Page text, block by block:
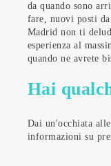
da quando sono
fare, nuovi posti
Madrid non ti
esperienza al
quando ne avrete
Hai
Dai un'occhiata
informazioni su